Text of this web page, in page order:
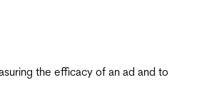
the efficacy of an ad and to